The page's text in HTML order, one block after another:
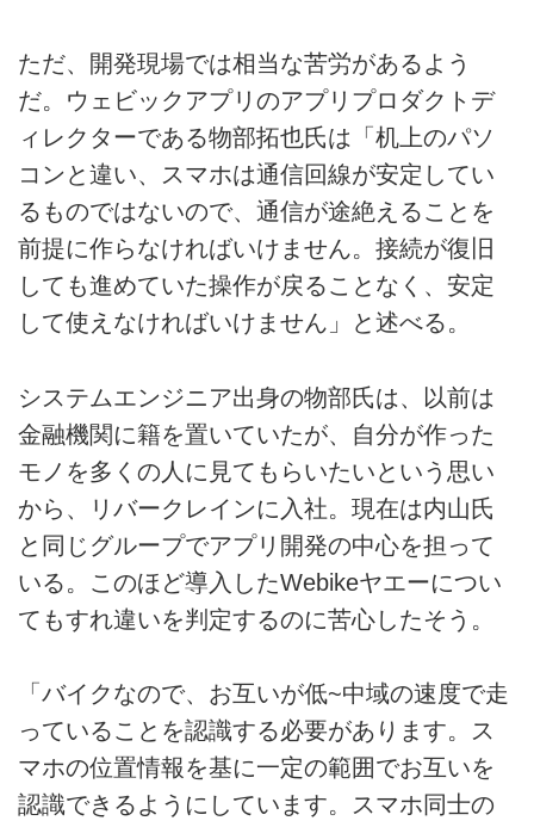
ただ、開発現場では相当な苦労があるよう
だ。ウェビックアプリのアプリプロダクトデ
ィレクターである物部拓也氏は「机上のパソ
コンと違い、スマホは通信回線が安定してい
るものではないので、通信が途絶えることを
前提に作らなければいけません。接続が復旧
しても進めていた操作が戻ることなく、安定
して使えなければいけません」と述べる。
システムエンジニア出身の物部氏は、以前は
金融機関に籍を置いていたが、自分が作った
モノを多くの人に見てもらいたいという思い
から、リバークレインに入社。現在は内山氏
と同じグループでアプリ開発の中心を担って
いる。このほど導入したWebikeヤエーについ
てもすれ違いを判定するのに苦心したそう。
「バイクなので、お互いが低~中域の速度で走
っていることを認識する必要があります。ス
マホの位置情報を基に一定の範囲でお互いを
認識できるようにしています。スマホ同士の